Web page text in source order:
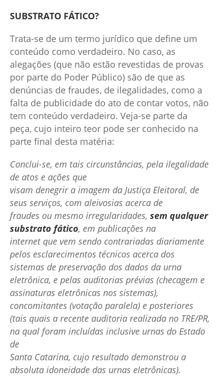
SUBSTRATO FÁTICO?
Trata-se de um termo jurídico que define um
conteúdo como verdadeiro. No caso, as
alegações (que não estão revestidas de provas
por parte do Poder Público) são de que as
denúncias de fraudes, de ilegalidades, como a
falta de publicidade do ato de contar votos, não
tem conteúdo verdadeiro. Veja-se parte da
peça, cujo inteiro teor pode ser conhecido na
parte final desta matéria:
Conclui-se, em tais circunstâncias, pela ilegalidade
de atos e ações que
visam denegrir a imagem da Justiça Eleitoral, de
seus serviços, com aleivosias acerca de
fraudes ou mesmo irregularidades, sem qualquer
substrato fático, em publicações na
internet que vem sendo contrariadas diariamente
pelos esclarecimentos técnicos acerca dos
sistemas de preservação dos dados da urna
eletrônica, e pelas auditorias prévias (checagem e
assinaturas eletrônicas nos sistemas),
concomitantes (votação paralela) e posteriores
(tais quais a recente auditoria realizada no TRE/PR,
na qual foram incluídas inclusive urnas do Estado
de
Santa Catarina, cujo resultado demonstrou a
absoluta idoneidade das urnas eletrônicas).